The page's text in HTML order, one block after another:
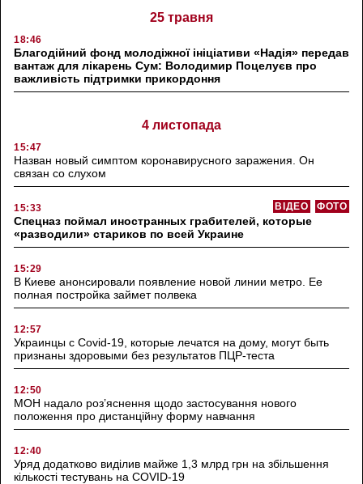
25 травня
18:46
Благодійний фонд молодіжної ініціативи «Надія» передав
вантаж для лікарень Сум: Володимир Поцелуєв про
важливість підтримки прикордоння
4 листопада
15:47
Назван новый симптом коронавирусного заражения. Он
связан со слухом
15:33 ФОТО
ВІДЕО
Спецназ поймал иностранных грабителей, которые
«разводили» стариков по всей Украине
15:29
В Киеве анонсировали появление новой линии метро. Ее
полная постройка займет полвека
12:57
Украинцы с Covid-19, которые лечатся на дому, могут быть
признаны здоровыми без результатов ПЦР-теста
12:50
МОН надало роз’яснення щодо застосування нового
положення про дистанційну форму навчання
12:40
Уряд додатково виділив майже 1,3 млрд грн на збільшення
кількості тестувань на COVID-19